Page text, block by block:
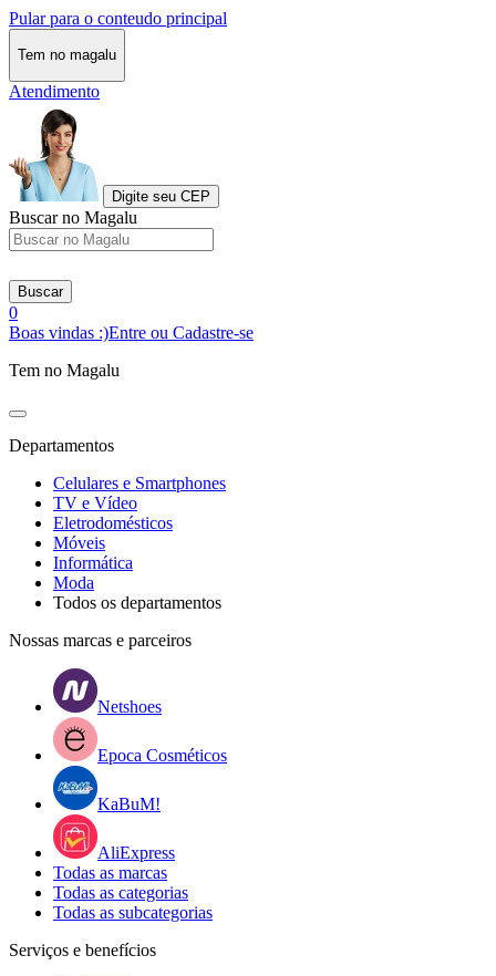
Pular para o conteudo principal
Tem no magalu
Atendimento
Digite seu CEP
Buscar no Magalu
Buscar
0
Boas vindas :)Entre ou Cadastre-se
Tem no Magalu
Departamentos
Celulares e Smartphones
TV e Vídeo
Eletrodomésticos
Móveis
Informática
Moda
Todos os departamentos
Nossas marcas e parceiros
Netshoes
Epoca Cosméticos
KaBuM!
AliExpress
Todas as marcas
Todas as categorias
Todas as subcategorias
Serviços e benefícios